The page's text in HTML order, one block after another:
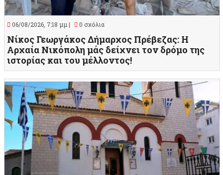
06/08/2026, 7:18 μμ | 0 σχόλια
Νίκος Γεωργάκος Δήμαρχος Πρέβεζας: Η
Αρχαία Νικόπολη μάς δείχνει τον δρόμο της
ιστορίας και του μέλλοντος!